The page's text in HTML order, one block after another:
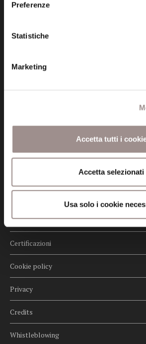
Preferenze
Statistiche
Marketing
Accetta tutti i
Accetta selezionati
Usa solo i cookie
Amministrazione trasparente
Certificazioni
Cookie policy
Privacy
Credits
Whistleblowing